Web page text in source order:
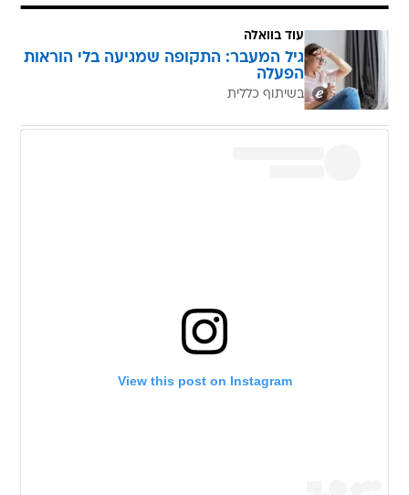
עוד בוואלה
גיל המעבר: התקופה שמגיעה בלי הוראות
הפעלה
בשיתוף כללית
View this post on Instagram